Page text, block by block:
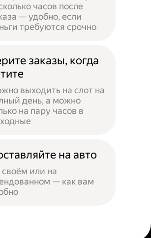
часов после
— удобно, если
требуются срочно
заказы, когда
выходить на слот на
день, а можно
на пару часов в
на авто
или на
— как вам